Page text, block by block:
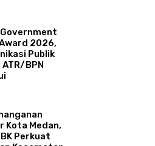
2026,
Publik
BPN
Medan,
Perkuat